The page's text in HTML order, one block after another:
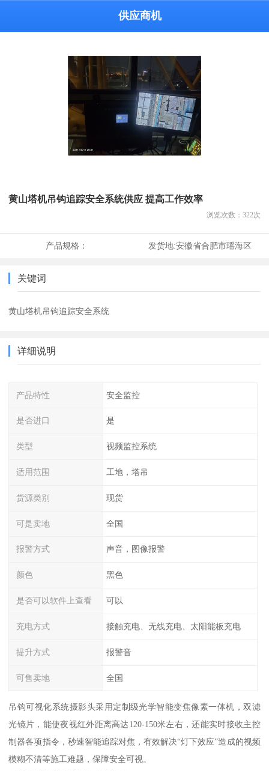
供应商机
黄山塔机吊钩追踪安全系统供应 提高工作效率
浏览次数： 322次
产品规格： 发货地:安徽省合肥市瑶海区
关键词
黄山塔机吊钩追踪安全系统
详细说明
产品特性 安全监控
是否进口 是
类型 视频监控系统
适用范围 工地，塔吊
货源类别 现货
可是卖地 全国
报警方式 声音，图像报警
颜色 黑色
是否可以软件上查看 可以
充电方式 接触充电、无线充电、太阳能板充电
提升方式 报警音
可售卖地 全国
吊钩可视化系统摄影头采用定制级光学智能变焦像素一体机，双滤
光镜片，能使夜视红外距离高达120-150米左右，还能实时接收主控
制器各项指令，秒速智能追踪对焦，有效解决“灯下效应”造成的视频
模糊不清等施工难题，保障安全可视。